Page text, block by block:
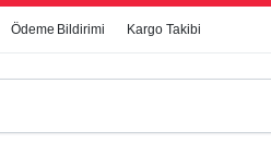
Ödeme Bildirimi Kargo Takibi